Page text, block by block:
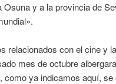
Osuna y a la provincia de
relacionados con el cine y la
mes de octubre
como ya indicamos aquí, se